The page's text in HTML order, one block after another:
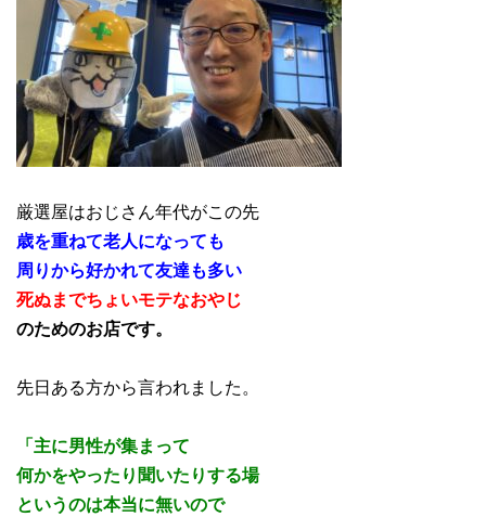
厳選屋はおじさん年代がこの先
歳を重ねて老人になっても
周りから好かれて友達も多い
死ぬまでちょいモテなおやじ
のためのお店です。
先日ある方から言われました。
「主に男性が集まって
何かをやったり聞いたりする場
というのは本当に無いので